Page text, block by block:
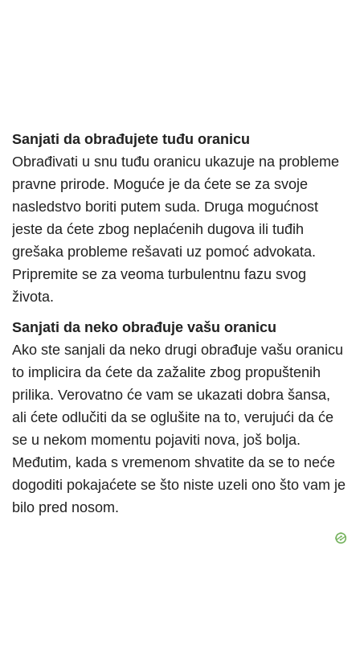
Sanjati da obrađujete tuđu oranicu
Obrađivati u snu tuđu oranicu ukazuje na probleme
pravne prirode. Moguće je da ćete se za svoje
nasledstvo boriti putem suda. Druga mogućnost
jeste da ćete zbog neplaćenih dugova ili tuđih
grešaka probleme rešavati uz pomoć advokata.
Pripremite se za veoma turbulentnu fazu svog
života.
Sanjati da neko obrađuje vašu oranicu
Ako ste sanjali da neko drugi obrađuje vašu oranicu
to implicira da ćete da zažalite zbog propuštenih
prilika. Verovatno će vam se ukazati dobra šansa,
ali ćete odlučiti da se oglušite na to, verujući da će
se u nekom momentu pojaviti nova, još bolja.
Međutim, kada s vremenom shvatite da se to neće
dogoditi pokajaćete se što niste uzeli ono što vam je
bilo pred nosom.